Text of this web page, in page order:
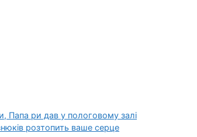
Папа ри дав у пологовому залі
розтопить ваше серце